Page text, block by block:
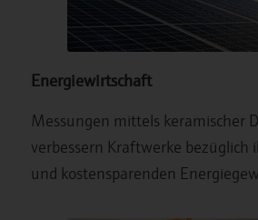
Energiewirtschaft
Messungen mittels keramischer
verbessern Kraftwerke bezüglich
und kostensparenden